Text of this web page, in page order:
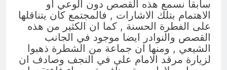
سابقا نسمع هذه القصص دون الوعي او
الاهتمام بتلك الاشارات , فالمجتمع كان يتناقلها
على الفطرة الحسنة , كما ان الكثير من هذه
القصص والنوادر ايضا موجود في الجانب
الشيعي , ومنها ان جماعة من الشطرة ذهبوا
لزيارة مرقد الامام علي في النجف وصادف ان